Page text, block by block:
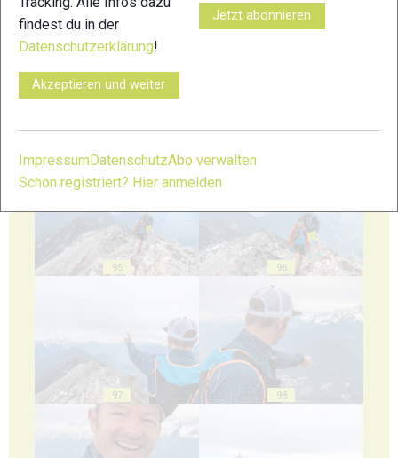
92
95 96
97 98
findest du in der
Datenschutzerklärung!
Akzeptieren und weiter
Jetzt abonnieren
Impressum DatenschutzAbo verwalten
Schon registriert? Hier anmelden